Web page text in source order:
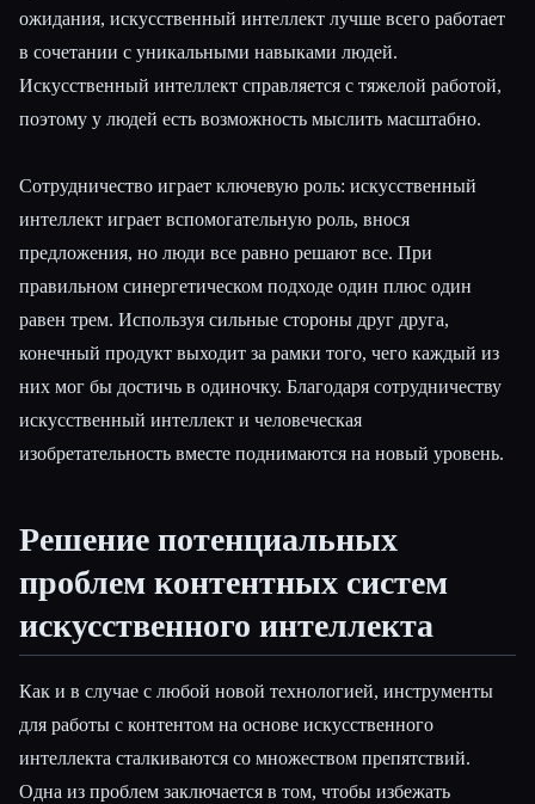
ожидания, искусственный интеллект лучше всего работает
в сочетании с уникальными навыками людей.
Искусственный интеллект справляется с тяжелой работой,
поэтому у людей есть возможность мыслить масштабно.
Сотрудничество играет ключевую роль: искусственный
интеллект играет вспомогательную роль, внося
предложения, но люди все равно решают все. При
правильном синергетическом подходе один плюс один
равен трем. Используя сильные стороны друг друга,
конечный продукт выходит за рамки того, чего каждый из
них мог бы достичь в одиночку. Благодаря сотрудничеству
искусственный интеллект и человеческая
изобретательность вместе поднимаются на новый уровень.
Решение потенциальных
проблем контентных систем
искусственного интеллекта
Как и в случае с любой новой технологией, инструменты
для работы с контентом на основе искусственного
интеллекта сталкиваются со множеством препятствий.
Одна из проблем заключается в том, чтобы избежать